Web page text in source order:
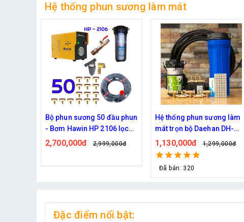
Hệ thống phun sương làm mát
Hệ thống phun sương làm
mát trọn bộ Daehan DH-
6017 20 béc
1,130,000đ 1,299,000đ
Đã bán: 320
Bộ phun sương làm mát
Haita HP-3000 45 béc ( 50M
dây )
2,000,000đ 2,439,000đ
Đặc điểm nổi bật: